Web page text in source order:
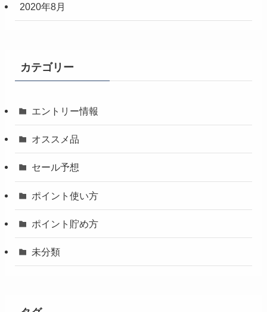
2020年8月
カテゴリー
エントリー情報
オススメ品
セール予想
ポイント使い方
ポイント貯め方
未分類